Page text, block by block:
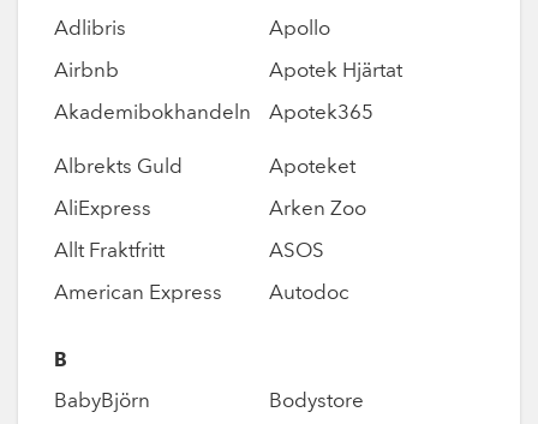
Adlibris
Airbnb
Akademibokhandeln
Apollo
Apotek Hjärtat
Apotek365
Albrekts Guld
AliExpress
Allt Fraktfritt
American Express
Apoteket
Arken Zoo
ASOS
Autodoc
B
BabyBjörn Bodystore